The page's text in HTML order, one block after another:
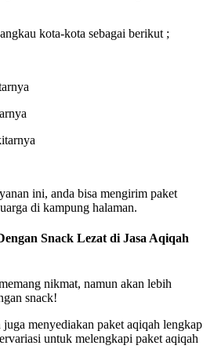
kota-kota sebagai berikut ;
ini, anda bisa mengirim paket
di kampung halaman.
Snack Lezat di Jasa Aqiqah
nikmat, namun akan lebih
snack!
menyediakan paket aqiqah lengkap
untuk melengkapi paket aqiqah